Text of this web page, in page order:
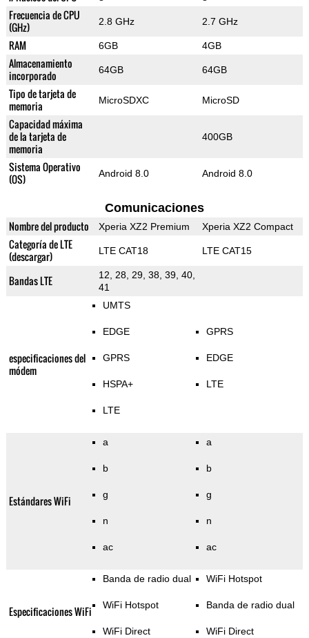
Frecuencia de CPU
(GHz)
2.8 GHz 2.7 GHz
RAM 6GB 4GB
Almacenamiento
incorporado
64GB 64GB
Tipo de tarjeta de
memoria
MicroSDXC MicroSD
Capacidad máxima
de la tarjeta de
memoria
400GB
Sistema Operativo
(OS)
Android 8.0 Android 8.0
Comunicaciones
Nombre del producto Xperia XZ2 Premium Xperia XZ2 Compact
Categoría de LTE
(descargar)
LTE CAT18 LTE CAT15
Bandas LTE
12, 28, 29, 38, 39, 40,
41
especificaciones del
módem
UMTS
EDGE
GPRS
HSPA+
LTE
GPRS
EDGE
LTE
Estándares WiFi
a
b
g
n
ac
a
b
g
n
ac
Especificaciones WiFi
Banda de radio dual
WiFi Hotspot
WiFi Direct
WiFi Hotspot
Banda de radio dual
WiFi Direct